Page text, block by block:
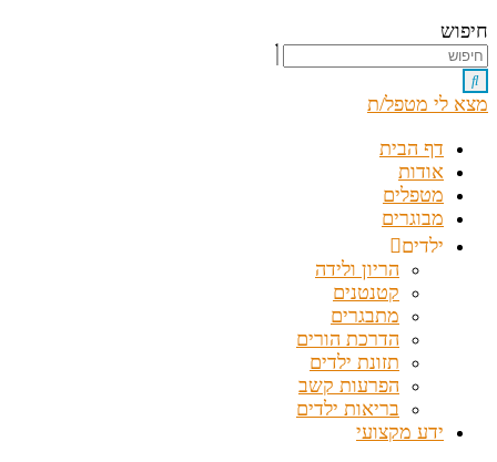
חיפוש
מצא לי מטפל/ת
דף הבית
אודות
מטפלים
מבוגרים
ילדים
הריון ולידה
קטנטנים
מתבגרים
הדרכת הורים
תזונת ילדים
הפרעות קשב
בריאות ילדים
ידע מקצועי